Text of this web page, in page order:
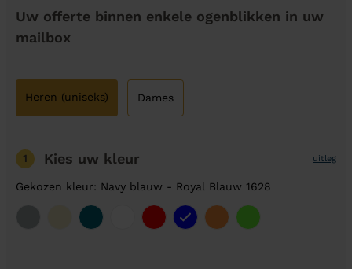
Uw offerte binnen enkele ogenblikken in uw
mailbox
Heren (uniseks) Dames
1 Kies uw kleur uitleg
Gekozen kleur: Navy blauw - Royal Blauw 1628